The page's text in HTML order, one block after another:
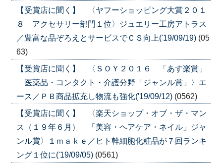
【受賞店に聞く】 〈ヤフーショッピング大賞２０１
８ アクセサリー部門１位〉ジュエリー工房アトラス
／豊富な品ぞろえとサービスでＣＳ向上('19/09/19) (05
63)
【受賞店に聞く】 〈ＳＯＹ２０１６ 「あす楽賞」
医薬品・コンタクト・介護分野「ジャンル賞」〉エ
ース／ＰＢ商品拡充し物流も強化('19/09/12) (0562)
【受賞店に聞く】 〈楽天ショップ・オブ・ザ・マン
ス（１９年６月） 「美容・ヘアケア・ネイル」ジャ
ンル賞〉１ｍａｋｅ／ヒト幹細胞化粧品が７回ランキ
ング１位に('19/09/05) (0561)